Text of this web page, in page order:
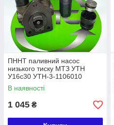
ПННТ паливний насос
низького тиску МТЗ УТН
У16с30 УТН-3-1106010
(УТН-3-1106010-01К, УТН-3-
1106010-А4) АЗТН
В наявності
1 045 ₴